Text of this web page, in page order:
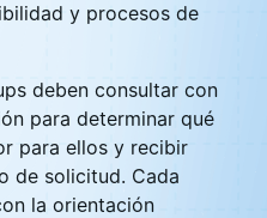
y procesos de
deben consultar con
para determinar qué
para ellos y recibir
de solicitud. Cada
la orientación